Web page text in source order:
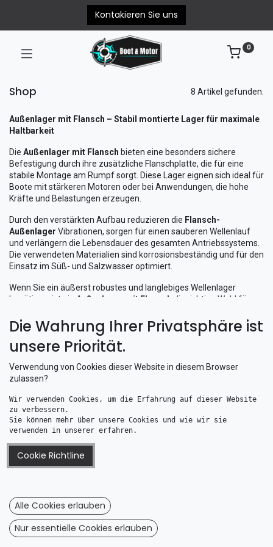
Kontakieren Sie uns
0
Shop 8 Artikel gefunden.
Außenlager mit Flansch – Stabil montierte Lager für maximale
Haltbarkeit
Die Außenlager mit Flansch bieten eine besonders sichere
Befestigung durch ihre zusätzliche Flanschplatte, die für eine
stabile Montage am Rumpf sorgt. Diese Lager eignen sich ideal für
Boote mit stärkeren Motoren oder bei Anwendungen, die hohe
Kräfte und Belastungen erzeugen.
Durch den verstärkten Aufbau reduzieren die Flansch-
Außenlager Vibrationen, sorgen für einen sauberen Wellenlauf
und verlängern die Lebensdauer des gesamten Antriebssystems.
Die verwendeten Materialien sind korrosionsbeständig und für den
Einsatz im Süß- und Salzwasser optimiert.
Wenn Sie ein äußerst robustes und langlebiges Wellenlager
benötigen, ist ein
Außenlager mit Flansch
die richtige Wahl für
Die Wahrung Ihrer Privatsphäre ist
unsere Priorität.
Verwendung von Cookies dieser Website in diesem Browser
zulassen?
Wir verwenden Cookies, um die Erfahrung auf dieser Website
zu verbessern.
Sie können mehr über unsere Cookies und wie wir sie
verwenden in unserer erfahren.
Cookie Richtline
Alle Cookies erlauben
Nur essentielle Cookies erlauben